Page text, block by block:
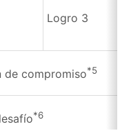
Logro 3
de compromiso*5
*6